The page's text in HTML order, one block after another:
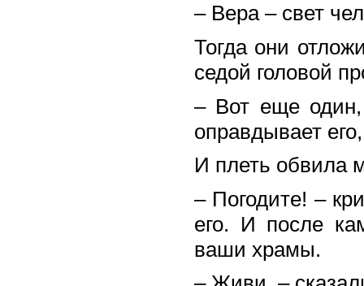
– Вера – свет
Тогда они
седой головой
– Вот еще один,
оправдывает
И плеть обвила
– Погодите! –
его. И после
ваши храмы.